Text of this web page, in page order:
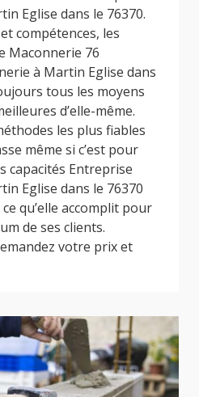
Eglise dans le 76370.
compétences, les
Maconnerie 76
à Martin Eglise dans
tous les moyens
d’elle-même.
les plus fiables
même si c’est pour
capacités Entreprise
Eglise dans le 76370
qu’elle accomplit pour
de ses clients.
votre prix et